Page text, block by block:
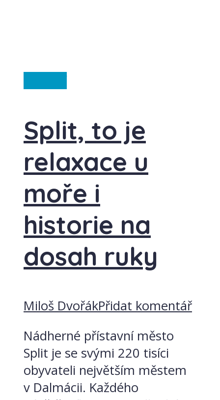
Split, to je
relaxace u
moře i
historie na
dosah ruky
Miloš DvořákPřidat komentář
Nádherné přístavní město
Split je se svými 220 tisíci
obyvateli největším městem
v Dalmácii. Každého